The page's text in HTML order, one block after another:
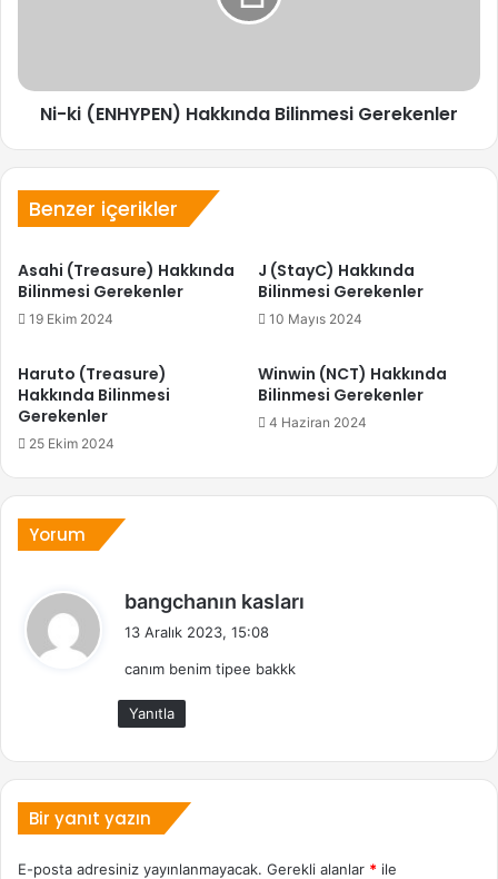
Ni-ki (ENHYPEN) Hakkında Bilinmesi Gerekenler
Benzer içerikler
Asahi (Treasure) Hakkında
Bilinmesi Gerekenler
19 Ekim 2024
J (StayC) Hakkında
Bilinmesi Gerekenler
10 Mayıs 2024
Haruto (Treasure)
Hakkında Bilinmesi
Gerekenler
25 Ekim 2024
Winwin (NCT) Hakkında
Bilinmesi Gerekenler
4 Haziran 2024
Yorum
bangchanın kasları
13 Aralık 2023, 15:08
canım benim tipee bakkk
Yanıtla
Bir yanıt yazın
E-posta adresiniz yayınlanmayacak. Gerekli alanlar * ile